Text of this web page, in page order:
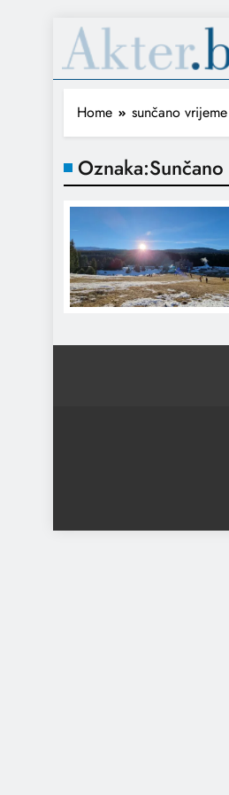
Home sunčano vrijeme
Oznaka: